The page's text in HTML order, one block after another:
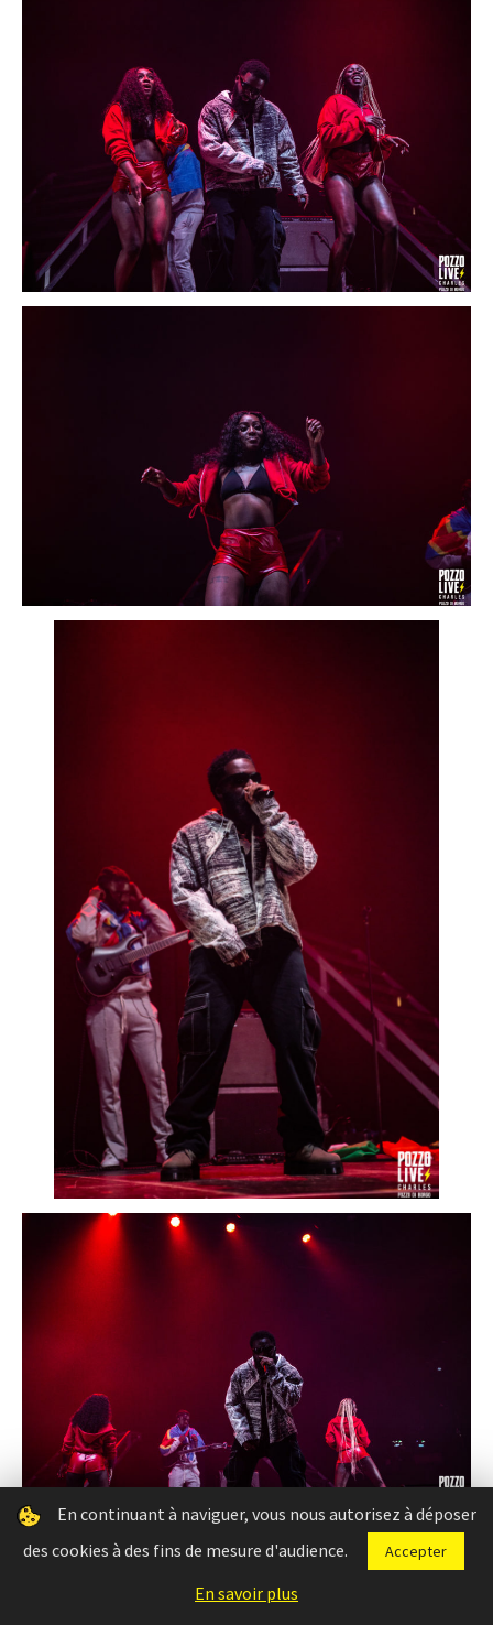
En continuant à naviguer, vous nous autorisez à déposer
des cookies à des fins de mesure d'audience.
Accepter
En savoir plus